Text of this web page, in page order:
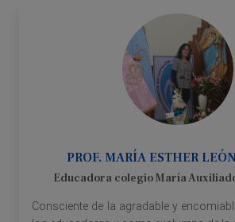
PROF. MARÍA ESTHER
Educadora colegio María
Consciente de la agradable y